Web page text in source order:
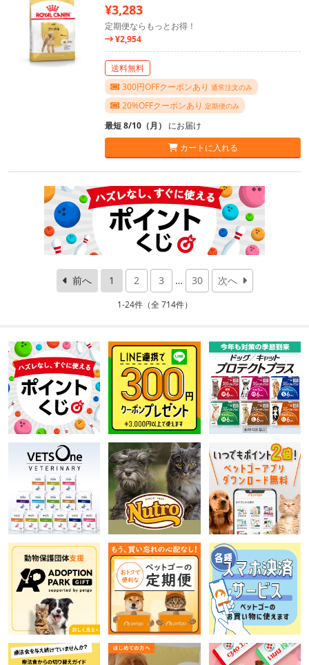
¥3,283
定期便ならもっとお得！
¥2,954
送料無料
300円OFFクーポンあり 通常注文のみ
20%OFFクーポンあり 定期便のみ
最短 8/10（月） にお届け
カートに入れる
前へ 1 2 3 … 30 次へ
1-24件（全 714件）